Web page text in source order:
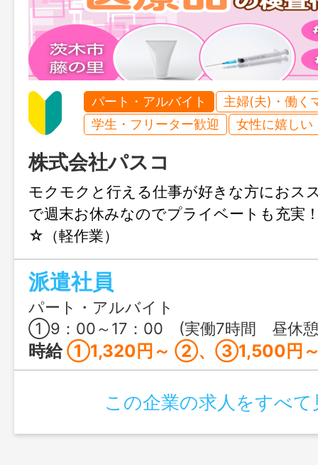
パート・アルバイト
主婦(夫)・働く
学生・フリーター歓迎
女性に嬉しい
株式会社パスコ
モクモクと行える仕事が好きな方におス
で週末お休みなのでプライベートも充実
☆（軽作業）
派遣社員
パート・アルバイト
①9：00～17：00 (実働7時間 昼休憩60分） ②16：15～00：30 (実働7時間 昼休憩60分） ③24：00～9：00 (実働8時間 昼休
時給①1,320円～ ②、③1,500円
この企業の求人をすべて